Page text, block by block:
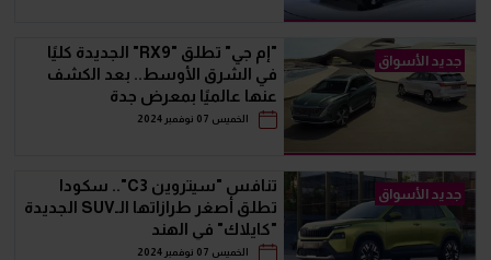
جديد الأسواق
"إم جي" تطلق "RX9" الجديدة كليًا
في الشرق الأوسط.. بعد الكشف
عنها عالميًا بمعرض جدة
الخميس 07 نوفمبر 2024
جديد الأسواق
تنافس "سيتروين C3".. سكودا
تطلق أصغر طرازاتها الـSUV الجديدة
"كايلاك" في الهند
الخميس 07 نوفمبر 2024